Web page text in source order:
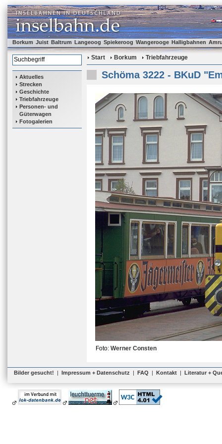
Borkum Juist Baltrum Langeoog Spiekeroog Wangerooge Halligbahnen
Aktuelles
Strecken
Geschichte
Triebfahrzeuge
Personen- und
Güterwagen
Fotogalerien
Start Borkum Triebfahrzeuge
Schöma 3222 - BKuD
Foto: Werner Consten
Bilder gesucht! | Impressum + Datenschutz | FAQ | Kontakt | Literatur +